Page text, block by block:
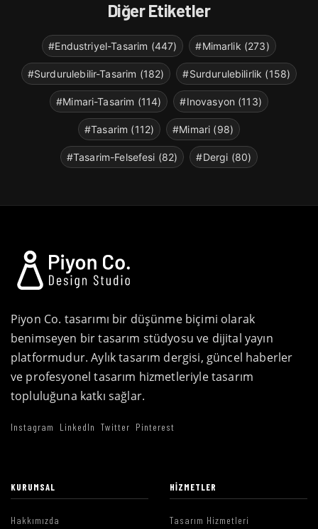
Diğer Etiketler
#Endustriyel-Tasarim (447) #Mimarlik (273)
#Surdurulebilir-Tasarim (182) #Surdurulebilirlik (158)
#Mimari-Tasarim (114) #Inovasyon (113)
#Tasarim (112) #Mimari (98)
#Tasarim-Felsefesi (82) #Dergi (80)
Piyon Co. tasarımı bir düşünme biçimi olarak
benimseyen bir tasarım stüdyosu ve dijital yayın
platformudur. Aylık tasarım dergisi, güncel haberler
ve profesyonel tasarım hizmetleriyle tasarım
topluluğuna katkı sağlar.
Instagram LinkedIn Twitter Pinterest
KURUMSAL
Hakkımızda
HIZMETLER
Tasarım Hizmetleri